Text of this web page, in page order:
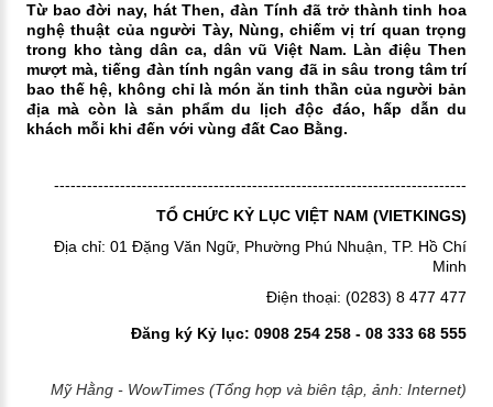
Từ bao đời nay, hát Then, đàn Tính đã trở thành tinh hoa
nghệ thuật của người Tày, Nùng, chiếm vị trí quan trọng
trong kho tàng dân ca, dân vũ Việt Nam. Làn điệu Then
mượt mà, tiếng đàn tính ngân vang đã in sâu trong tâm trí
bao thế hệ, không chỉ là món ăn tinh thần của người bản
địa mà còn là sản phẩm du lịch độc đáo, hấp dẫn du
khách mỗi khi đến với vùng đất Cao Bằng.
---------------------------------------------------------------------------
TỔ CHỨC KỶ LỤC VIỆT NAM (VIETKINGS)
Địa chỉ: 01 Đặng Văn Ngữ, Phường Phú Nhuận, TP. Hồ Chí
Minh
Điện thoại: (0283) 8 477 477
Đăng ký Kỷ lục: 0908 254 258 - 08 333 68 555
Mỹ Hằng - WowTimes (Tổng hợp và biên tập, ảnh: Internet)